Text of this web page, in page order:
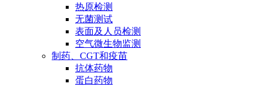
热原检测
无菌测试
表面及人员检测
空气微生物监测
制药、CGT和疫苗
抗体药物
蛋白药物